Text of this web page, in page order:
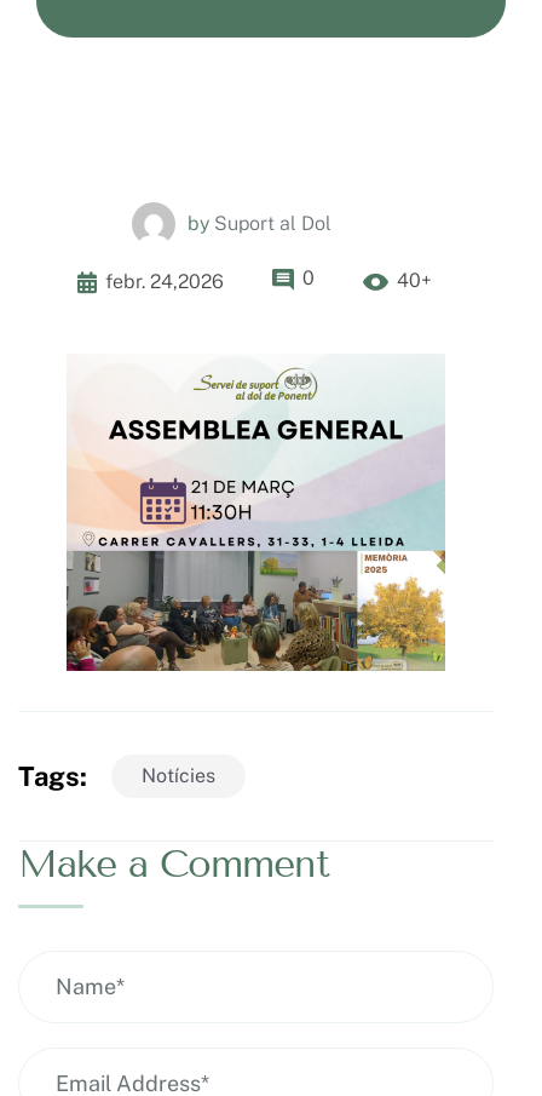
by Suport al Dol
febr. 24,2026 0 40+
Tags: Notícies
Make a Comment